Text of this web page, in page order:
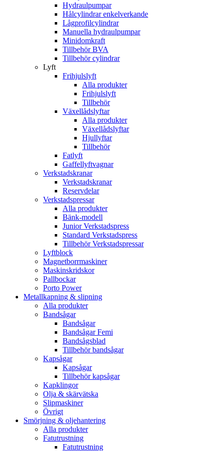
Hydraulpumpar
Hålcylindrar enkelverkande
Lågprofilcylindrar
Manuella hydraulpumpar
Minidomkraft
Tillbehör BVA
Tillbehör cylindrar
Lyft
Frihjulslyft
Alla produkter
Frihjulslyft
Tillbehör
Växellådslyftar
Alla produkter
Växellådslyftar
Hjullyftar
Tillbehör
Fatlyft
Gaffellyftvagnar
Verkstadskranar
Verkstadskranar
Reservdelar
Verkstadspressar
Alla produkter
Bänk-modell
Junior Verkstadspress
Standard Verkstadspress
Tillbehör Verkstadspressar
Lyftblock
Magnetborrmaskiner
Maskinskridskor
Pallbockar
Porto Power
Metallkapning & slipning
Alla produkter
Bandsågar
Bandsågar
Bandsågar Femi
Bandsågsblad
Tillbehör bandsågar
Kapsågar
Kapsågar
Tillbehör kapsågar
Kapklingor
Olja & skärvätska
Slipmaskiner
Övrigt
Smörjning & oljehantering
Alla produkter
Fatutrustning
Fatutrustning